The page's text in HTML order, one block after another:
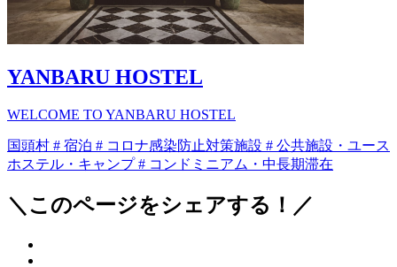
YANBARU HOSTEL
WELCOME TO YANBARU HOSTEL
国頭村 # 宿泊 # コロナ感染防止対策施設 # 公共施設・ユース
ホステル・キャンプ# コンドミニアム・中長期滞在
＼このページをシェアする！／